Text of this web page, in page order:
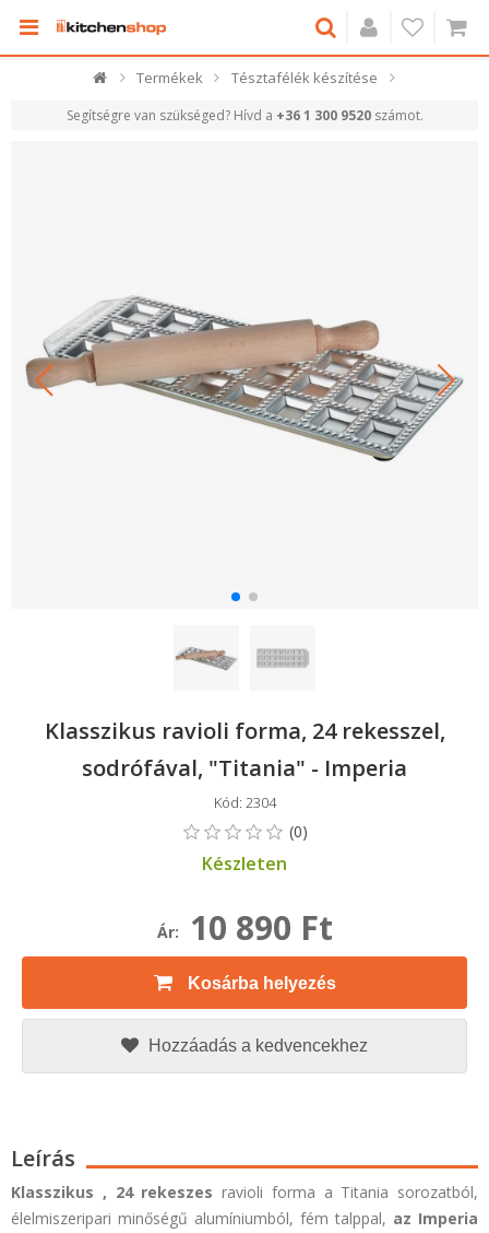
Termékek Tésztafélék készítése
Segítségre van szükséged? Hívd a +36 1 300 9520számot.
Klasszikus ravioli forma, 24 rekesszel,
sodrófával, "Titania" - Imperia
Kód: 2304
Készleten
Ár: 10 890 Ft
Kosárba helyezés
Hozzáadás a kedvencekhez
Leírás
Klasszikus , 24 rekeszes ravioli forma a Titania sorozatból,
élelmiszeripari minőségű alumíniumból, fém talppal, az Imperia